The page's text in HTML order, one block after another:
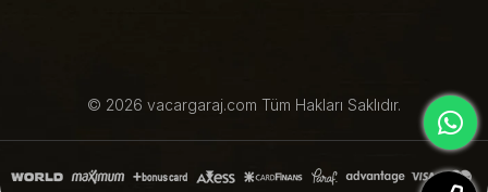
© 2026 vacargaraj.com Tüm Hakları Saklıdır.